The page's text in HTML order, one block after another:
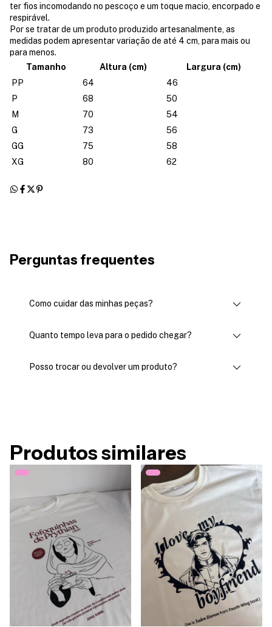
ter fios incomodando no pescoço e um toque macio, encorpado e
respirável.
Por se tratar de um produto produzido artesanalmente, as
medidas podem apresentar variação de até 4 cm, para mais ou
para menos.
Tamanho
Altura (cm)
Largura (cm)
PP
64
46
P
68
50
M
70
54
G
73
56
GG
75
58
XG
80 62
Perguntas frequentes
Como cuidar das minhas peças?
Quanto tempo leva para o pedido chegar?
Posso trocar ou devolver um produto?
Produtos similares